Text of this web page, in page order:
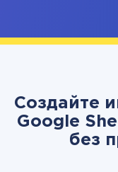
Создайте
Google
без